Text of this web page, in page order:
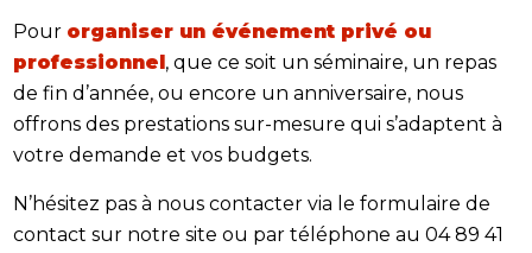
Pour organiser un événement privé ou
professionnel , que ce soit un séminaire, un repas
de fin d’année, ou encore un anniversaire, nous
offrons des prestations sur-mesure qui s’adaptent à
votre demande et vos budgets.
N’hésitez pas à nous contacter via le formulaire de
contact sur notre site ou par téléphone au 04 89 41